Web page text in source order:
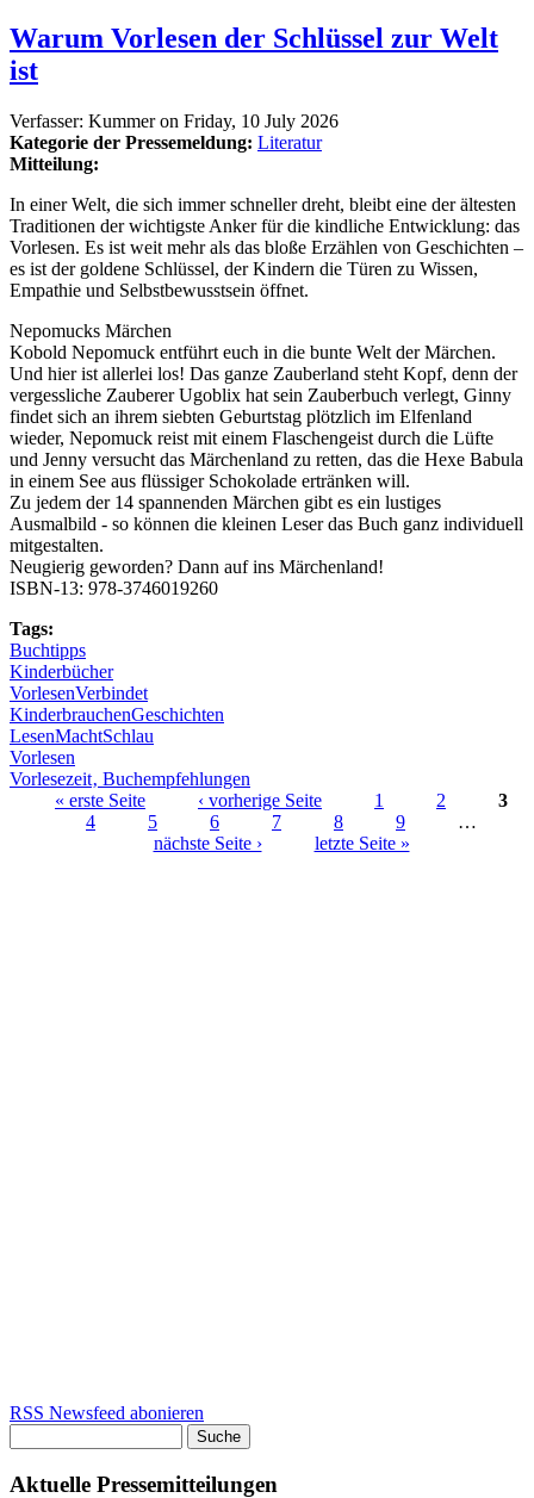
Warum Vorlesen der Schlüssel zur Welt
ist
Verfasser: Kummeron Friday, 10 July 2026
Kategorie der Pressemeldung: Literatur
Mitteilung:
In einer Welt, die sich immer schneller dreht, bleibt eine der ältesten
Traditionen der wichtigste Anker für die kindliche Entwicklung: das
Vorlesen. Es ist weit mehr als das bloße Erzählen von Geschichten –
es ist der goldene Schlüssel, der Kindern die Türen zu Wissen,
Empathie und Selbstbewusstsein öffnet.
Nepomucks Märchen
Kobold Nepomuck entführt euch in die bunte Welt der Märchen.
Und hier ist allerlei los! Das ganze Zauberland steht Kopf, denn der
vergessliche Zauberer Ugoblix hat sein Zauberbuch verlegt, Ginny
findet sich an ihrem siebten Geburtstag plötzlich im Elfenland
wieder, Nepomuck reist mit einem Flaschengeist durch die Lüfte
und Jenny versucht das Märchenland zu retten, das die Hexe Babula
in einem See aus flüssiger Schokolade ertränken will.
Zu jedem der 14 spannenden Märchen gibt es ein lustiges
Ausmalbild - so können die kleinen Leser das Buch ganz individuell
mitgestalten.
Neugierig geworden? Dann auf ins Märchenland!
ISBN-13: 978-3746019260
Tags:
Buchtipps
Kinderbücher
VorlesenVerbindet
KinderbrauchenGeschichten
LesenMachtSchlau
Vorlesen
Vorlesezeit‚ Buchempfehlungen
« erste Seite ‹ vorherige Seite 1 2
3
4
5 6 7 8 9
…
nächste Seite ›
letzte Seite »
RSS Newsfeed abonieren
Aktuelle Pressemitteilungen